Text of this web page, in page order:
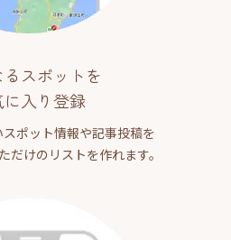
スポットを
に入り登録
ポット情報や記事投稿を
だけのリストを作れます。